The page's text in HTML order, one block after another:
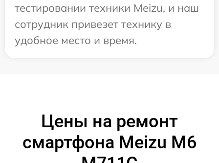
тестировании техники Meizu, и наш
сотрудник привезет технику в
удобное место и время.
Цены на ремонт
смартфона Meizu M6